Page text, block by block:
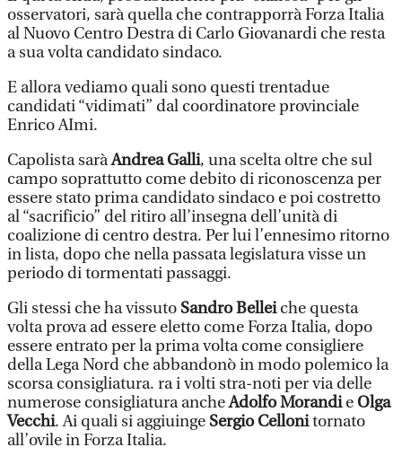
osservatori, sarà quella che contrapporrà Forza Italia
al Nuovo Centro Destra di Carlo Giovanardi che resta
a sua volta candidato sindaco.
E allora vediamo quali sono questi trentadue
candidati “vidimati” dal coordinatore provinciale
Enrico AImi.
Capolista saràAndrea Galli, una scelta oltre che sul
campo soprattutto come debito di riconoscenza per
essere stato prima candidato sindaco e poi costretto
al “sacrificio” del ritiro all’insegna dell’unità di
coalizione di centro destra. Per lui l’ennesimo ritorno
in lista, dopo che nella passata legislatura visse un
periodo di tormentati passaggi.
Gli stessi che ha vissuto Sandro Belleiche questa
volta prova ad essere eletto come Forza Italia, dopo
essere entrato per la prima volta come consigliere
della Lega Nord che abbandonò in modo polemico la
scorsa consigliatura. ra i volti stra-noti per via delle
numerose consigliatura ancheAdolfo Morandie Olga
Vecchi. Ai quali si aggiuinge Sergio Cellonitornato
all’ovile in Forza Italia.